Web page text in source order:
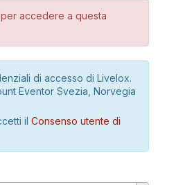
accedere a questa
di accesso di Livelox.
Eventor Svezia, Norvegia
il Consenso utente di